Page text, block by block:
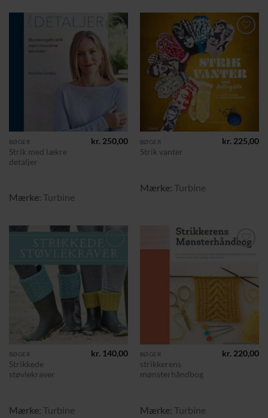
Tilføj til
ønskeliste
BØGER
Strik med lækre
detaljer
kr. 250,00
Mærke: Turbine
Tilføj til
ønskeliste
BØGER
Strik vanter
kr. 225,00
Mærke: Turbine
ønskeliste
BØGER
Strikkede
støvlekraver
kr. 140,00
Mærke: Turbine
BØGER
strikkerens
mønsterhåndbog
kr. 220,00
Mærke: Turbine